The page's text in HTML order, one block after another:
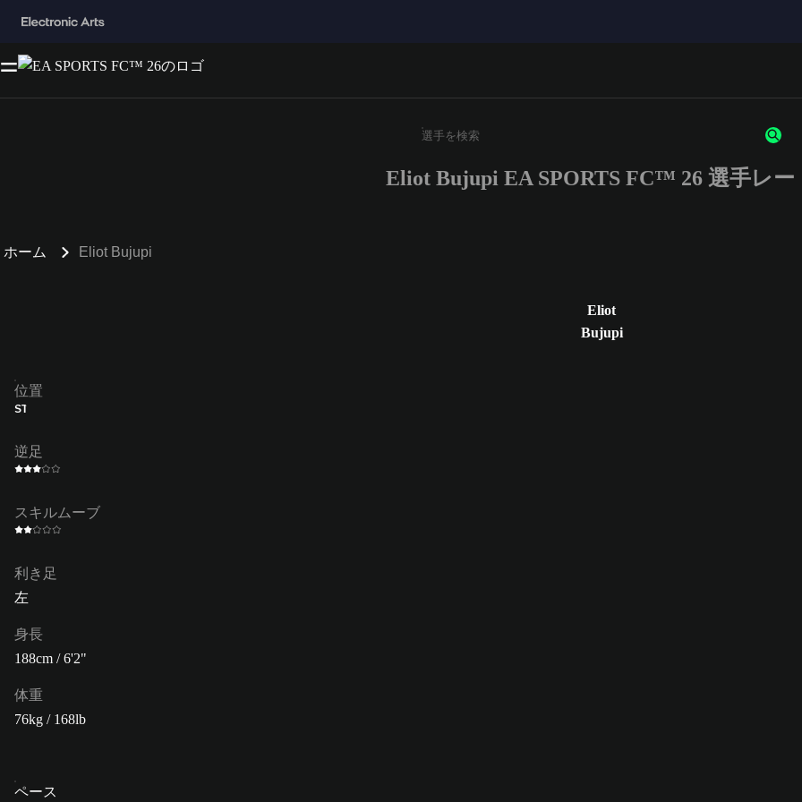
3文字以上の文字または数字を入力してください。
Eliot Bujupi EA SPORTS FC™ 26 選手レー
ホーム Eliot Bujupi
Eliot
Bujupi
位置
ST
逆足
スキルムーブ
利き足
左
身長
188cm / 6'2"
体重
76kg / 168lb
ペース